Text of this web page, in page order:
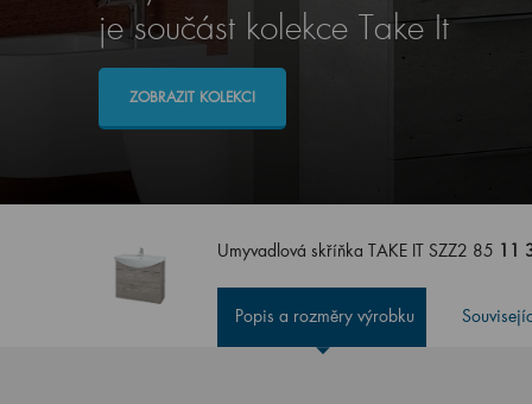
je součást kolekce Take It
ZOBRAZIT KOLEKCI
Umyvadlová skříňka TAKE IT SZZ2 85 11
Popis a rozměry výrobku